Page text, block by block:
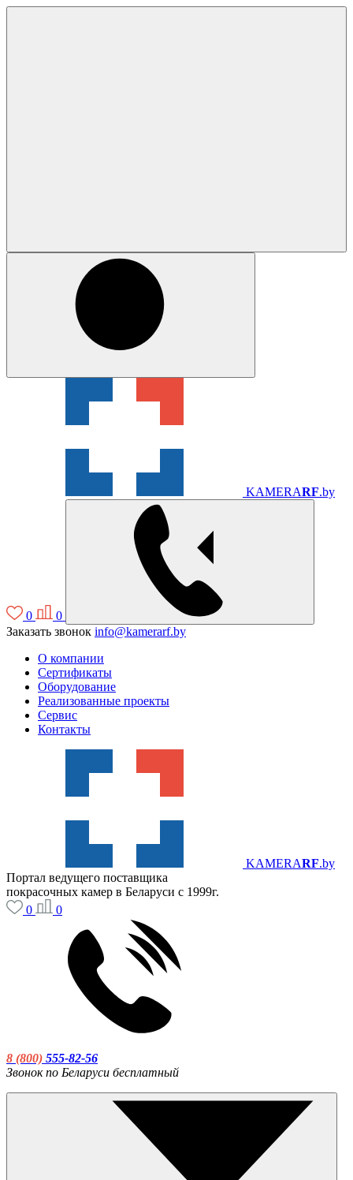
KAMERARF.by
0
0
Заказать звонок info@kamerarf.by
О компании
Сертификаты
Оборудование
Реализованные проекты
Сервис
Контакты
KAMERARF.by
Портал ведущего поставщика
покрасочных камер в Беларуси с 1999г.
0
0
8 (800) 555-82-56
Звонок по Беларуси бесплатный